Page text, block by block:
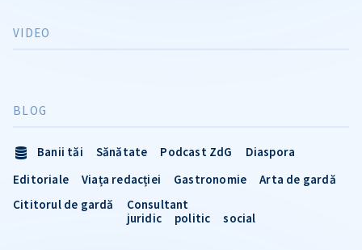
VIDEO
BLOG
Banii tăi Sănătate Podcast ZdG
Diaspora
Editoriale
Viața redacției Gastronomie
Arta de gardă
Cititorul de gardă
Consultant
juridic
politic social